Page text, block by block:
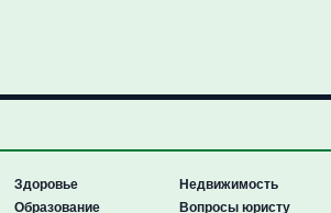
Здоровье
Образование
Недвижимость
Вопросы юристу